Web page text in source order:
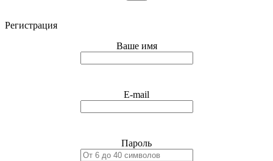
Регистрация
Ваше имя
E-mail
Пароль